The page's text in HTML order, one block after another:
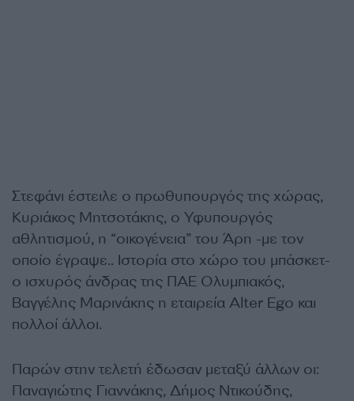
Στεφάνι έστειλε ο πρωθυπουργός της χώρας,
Κυριάκος Μητσοτάκης, ο Υφυπουργός
αθλητισμού, η “οικογένεια” του Άρη -με τον
οποίο έγραψε.. Ιστορία στο χώρο του μπάσκετ-
ο ισχυρός άνδρας της ΠΑΕ Ολυμπιακός,
Βαγγέλης Μαρινάκης η εταιρεία Alter Ego και
πολλοί άλλοι.
Παρών στην τελετή έδωσαν μεταξύ άλλων οι:
Παναγιώτης Γιαννάκης, Δήμος Ντικούδης,